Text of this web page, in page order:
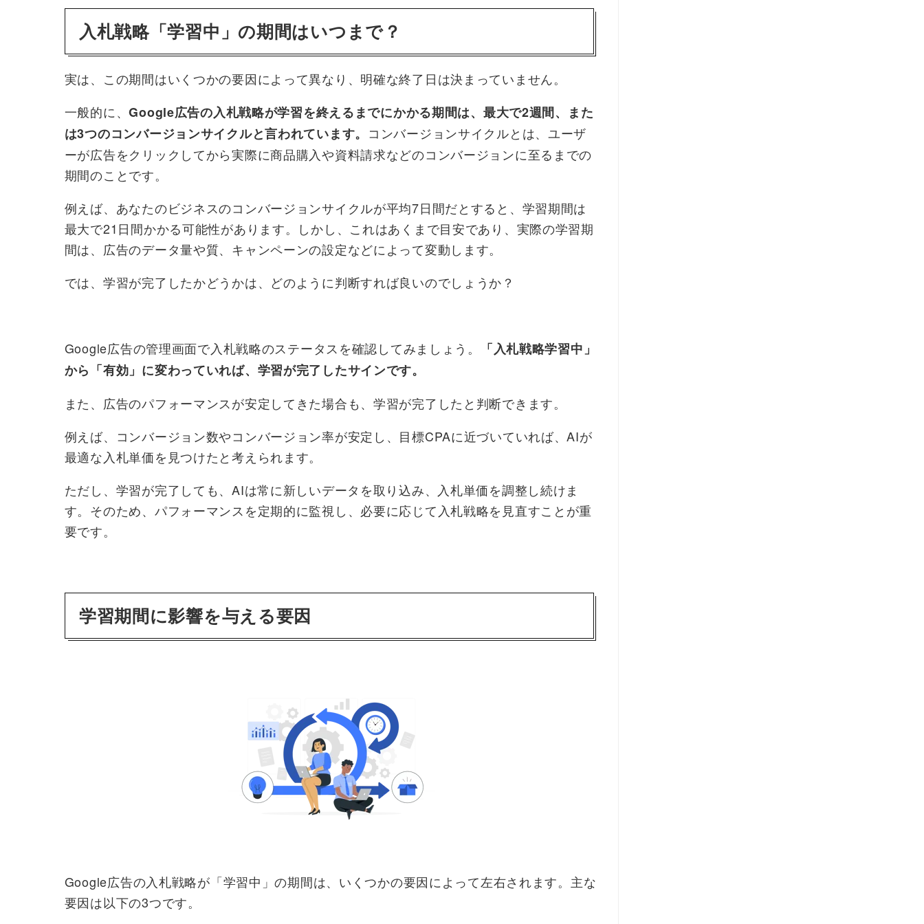
入札戦略「学習中」の期間はいつまで？
実は、この期間はいくつかの要因によって異なり、明確な終了日は決まっていません。
一般的に、Google広告の入札戦略が学習を終えるまでにかかる期間は、最大で2週間、また
は3つのコンバージョンサイクルと言われています。 コンバージョンサイクルとは、ユーザ
ーが広告をクリックしてから実際に商品購入や資料請求などのコンバージョンに至るまでの
期間のことです。
例えば、あなたのビジネスのコンバージョンサイクルが平均7日間だとすると、学習期間は
最大で21日間かかる可能性があります。しかし、これはあくまで目安であり、実際の学習期
間は、広告のデータ量や質、キャンペーンの設定などによって変動します。
では、学習が完了したかどうかは、どのように判断すれば良いのでしょうか？
Google広告の管理画面で入札戦略のステータスを確認してみましょう。
「入札戦略学習中」
から「有効」に変わっていれば、学習が完了したサインです。
また、広告のパフォーマンスが安定してきた場合も、学習が完了したと判断できます。
例えば、コンバージョン数やコンバージョン率が安定し、目標CPAに近づいていれば、AIが
最適な入札単価を見つけたと考えられます。
ただし、学習が完了しても、AIは常に新しいデータを取り込み、入札単価を調整し続けま
す。そのため、パフォーマンスを定期的に監視し、必要に応じて入札戦略を見直すことが重
要です。
学習期間に影響を与える要因
Google広告の入札戦略が「学習中」の期間は、いくつかの要因によって左右されます。主な
要因は以下の3つです。